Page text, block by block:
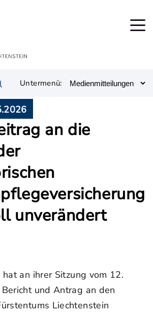
Untermenü:
an die
unverändert
an ihrer Sitzung vom 12.
und Antrag an den
Liechtenstein